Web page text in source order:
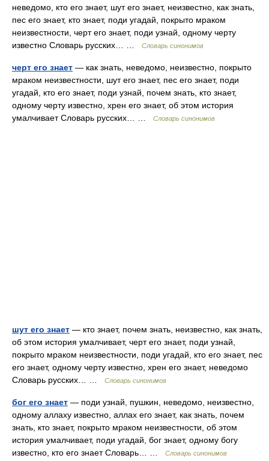
неведомо, кто его знает, шут его знает, неизвестно, как знать,
пес его знает, кто знает, поди угадай, покрыто мраком
неизвестности, черт его знает, поди узнай, одному черту
известно Словарь русских… …
Словарь синонимов
черт его знает — как знать, неведомо, неизвестно, покрыто
мраком неизвестности, шут его знает, пес его знает, поди
угадай, кто его знает, поди узнай, почем знать, кто знает,
одному черту известно, хрен его знает, об этом история
умалчивает Словарь русских… …
Словарь синонимов
шут его знает — кто знает, почем знать, неизвестно, как знать,
об этом история умалчивает, черт его знает, поди узнай,
покрыто мраком неизвестности, поди угадай, кто его знает, пес
его знает, одному черту известно, хрен его знает, неведомо
Словарь русских… …
Словарь синонимов
бог его знает — поди узнай, пушкин, неведомо, неизвестно,
одному аллаху известно, аллах его знает, как знать, почем
знать, кто знает, покрыто мраком неизвестности, об этом
история умалчивает, поди угадай, бог знает, одному богу
известно, кто его знает Словарь… …
Словарь синонимов